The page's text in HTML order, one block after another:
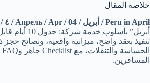
خلاصة المقال
Peru in April / أبريل / Апрель / Apr / 04 / ٤ / IV
أبريل” بأسلوب
تنفيذ بعقد واضح، ميزانية واقعية، ونصائح حجز
المسافرين.